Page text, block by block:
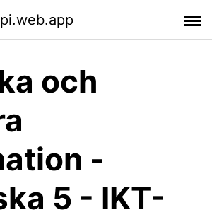
och
-
5 - IKT-